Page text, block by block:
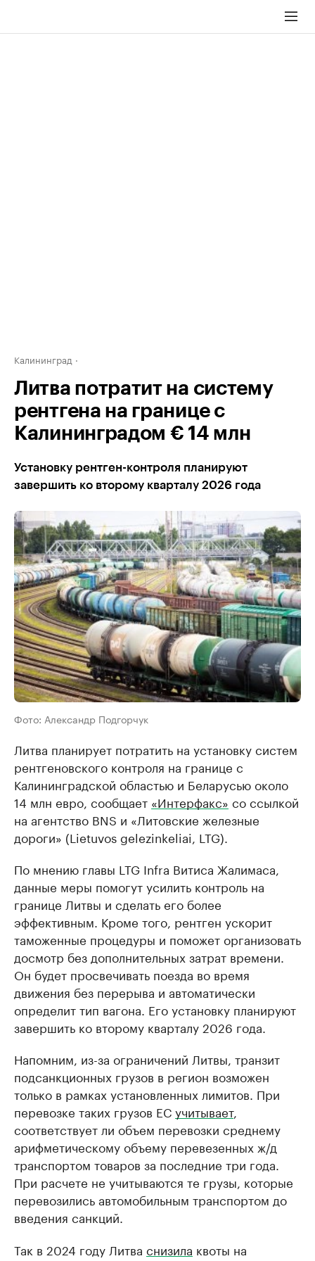
Калининград
Литва потратит на систему
рентгена на границе с
Калининградом € 14 млн
Установку рентген-контроля планируют
завершить ко второму кварталу 2026 года
Фото: Александр Подгорчук
Литва планирует потратить на установку систем
рентгеновского контроля на границе с
Калининградской областью и Беларусью около
14 млн евро, сообщает «Интерфакс» со ссылкой
на агентство BNS и «Литовские железные
дороги» (Lietuvos gelezinkeliai, LTG).
По мнению главы LTG Infra Витиса Жалимаса,
данные меры помогут усилить контроль на
границе Литвы и сделать его более
эффективным. Кроме того, рентген ускорит
таможенные процедуры и поможет организовать
досмотр без дополнительных затрат времени.
Он будет просвечивать поезда во время
движения без перерыва и автоматически
определит тип вагона. Его установку планируют
завершить ко второму кварталу 2026 года.
Напомним, из-за ограничений Литвы, транзит
подсанкционных грузов в регион возможен
только в рамках установленных лимитов. При
перевозке таких грузов ЕСучитывает,
соответствует ли объем перевозки среднему
арифметическому объему перевезенных ж/д
транспортом товаров за последние три года.
При расчете не учитываются те грузы, которые
перевозились автомобильным транспортом до
введения санкций.
Так в 2024 году Литва снизила квоты на